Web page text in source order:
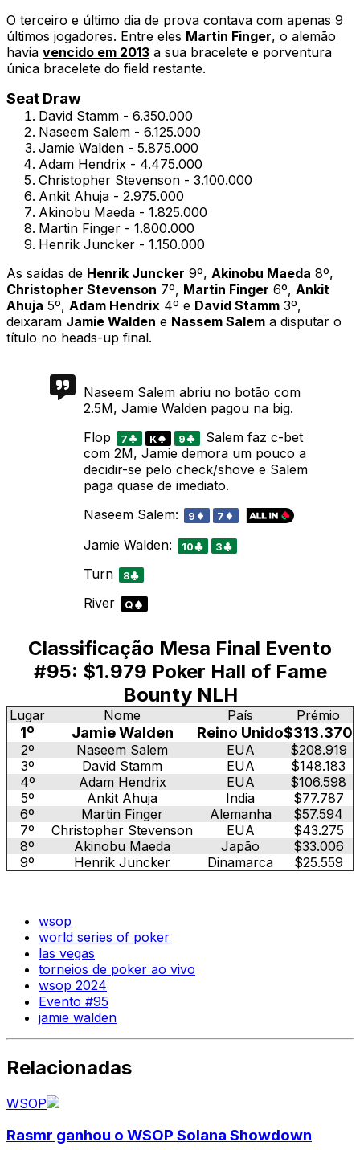
O terceiro e último dia de prova contava com apenas 9
últimos jogadores. Entre eles Martin Finger, o alemão
havia vencido em 2013 a sua bracelete e porventura
única bracelete do field restante.
Seat Draw
David Stamm - 6.350.000
Naseem Salem - 6.125.000
Jamie Walden - 5.875.000
Adam Hendrix - 4.475.000
Christopher Stevenson - 3.100.000
Ankit Ahuja - 2.975.000
Akinobu Maeda - 1.825.000
Martin Finger - 1.800.000
Henrik Juncker - 1.150.000
As saídas de Henrik Juncker 9º, Akinobu Maeda 8º,
Christopher Stevenson 7º, Martin Finger 6º, Ankit
Ahuja 5º, Adam Hendrix 4º e David Stamm 3º,
deixaram Jamie Walden e Nassem Salem a disputar o
título no heads-up final.
Naseem Salem abriu no botão com
2.5M, Jamie Walden pagou na big.
Flop
7 K 9
Salem faz c-bet
com 2M, Jamie demora um pouco a
decidir-se pelo check/shove e Salem
paga quase de imediato.
Naseem Salem:
9 7
Jamie Walden: 10 3
Turn 8
River Q
Classificação Mesa Final Evento
#95: $1.979 Poker Hall of Fame
Bounty NLH
Lugar Nome País Prémio
1º Jamie Walden Reino Unido$313.370
2º Naseem Salem EUA
$208.919
3º
David Stamm EUA
$148.183
4º
Adam Hendrix EUA
$106.598
5º
Ankit Ahuja India
$77.787
6º
Martin Finger Alemanha
$57.594
7º
Christopher Stevenson EUA
$43.275
8º
Akinobu Maeda Japão
$33.006
9º
Henrik Juncker Dinamarca $25.559
wsop
world series of poker
las vegas
torneios de poker ao vivo
wsop 2024
Evento #95
jamie walden
Relacionadas
WSOP
Rasmr ganhou o WSOP Solana Showdown